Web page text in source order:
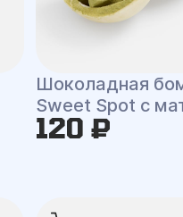
Шоколадная
Sweet Spot с
120 ₽